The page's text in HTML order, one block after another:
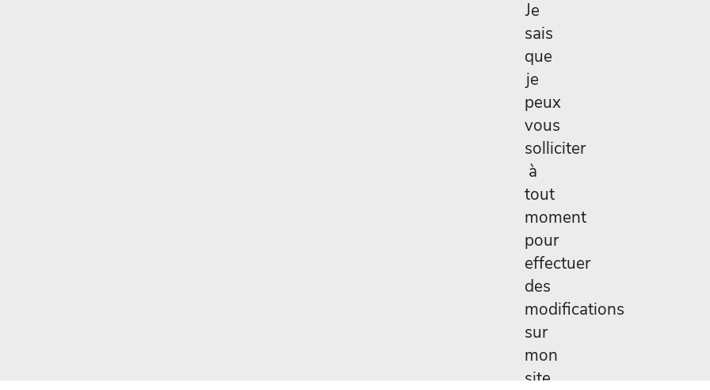
Je
sais
que
je
peux
vous
solliciter
à
tout
moment
pour
effectuer
des
modifications
sur
mon
site.